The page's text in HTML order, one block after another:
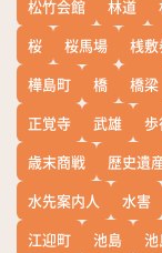
松竹会館
林道
桜
桜馬場 桟
樺島町
橋 橋梁
正覚寺
武雄 歩
歳末商戦
歴史遺
水先案内人
水害
江迎町
池島